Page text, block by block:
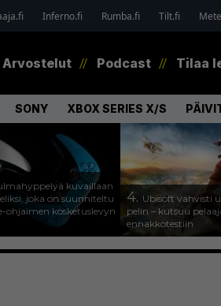
Inferno.fi Rumba.fi Tilt.fi
Arvostelut Podcast Tilaa
SONY XBOX SERIES X/S
kuvaillaan
joka on suunniteltu
ohjaimen kosketuslevyn
4. Ubisoft vahvisti
pelin – kutsuu
ennakkotestiin